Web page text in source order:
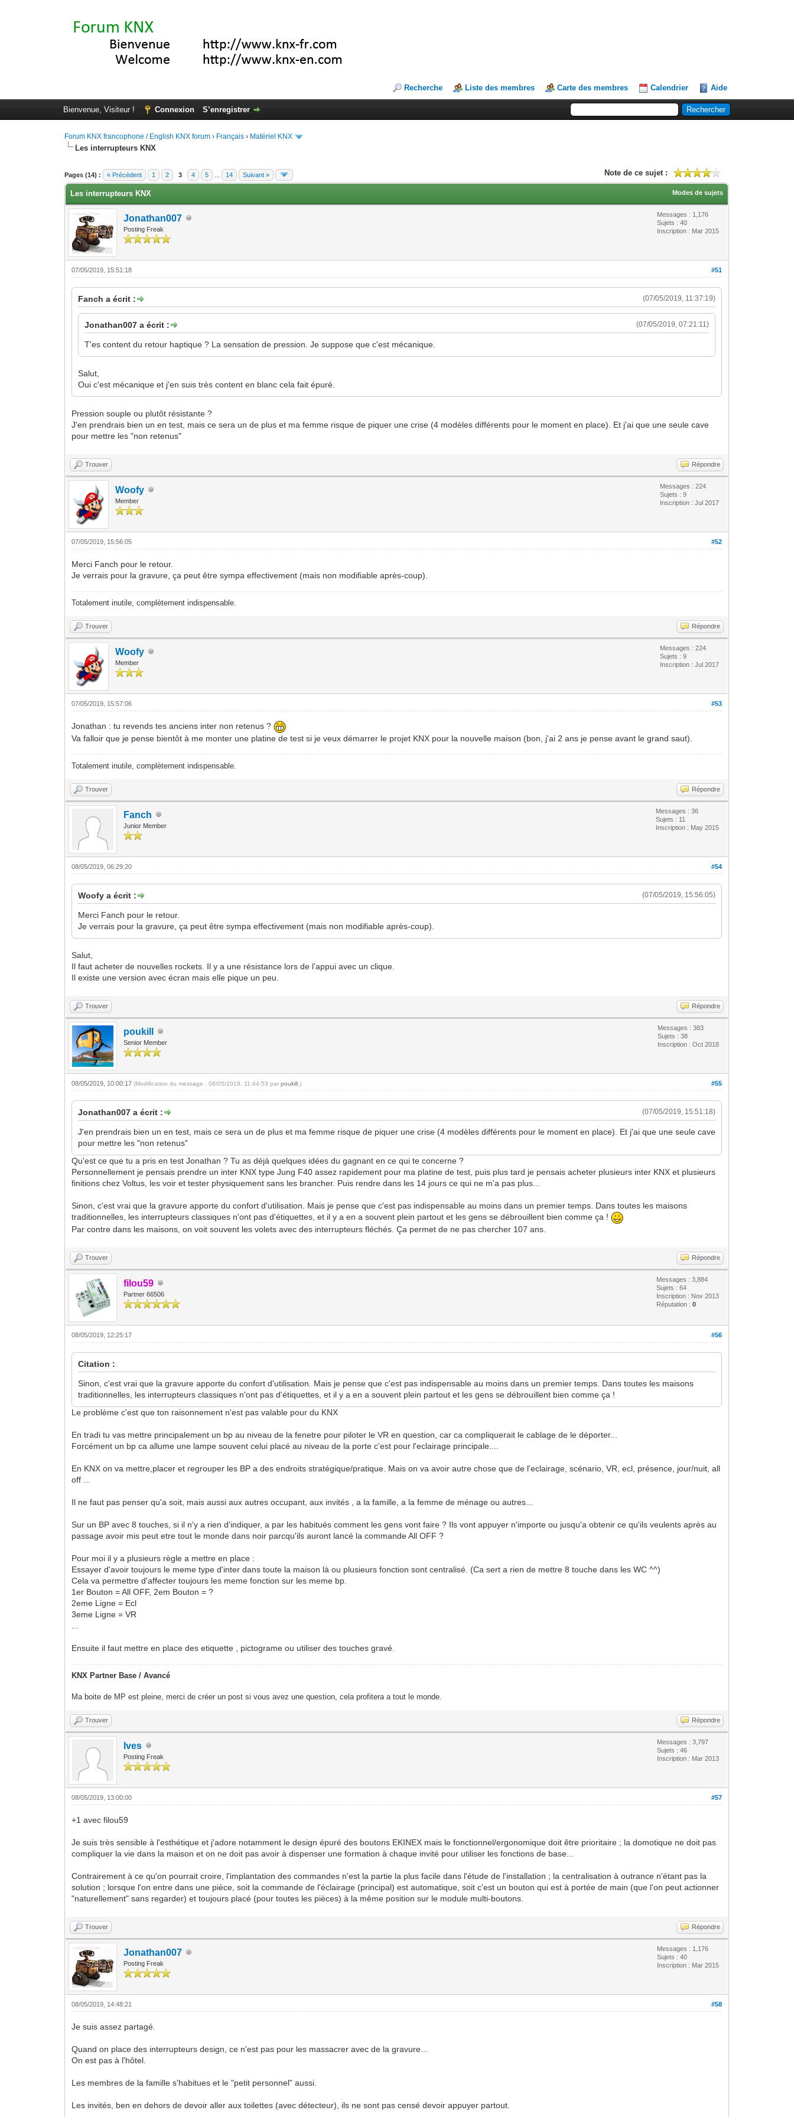
Recherche Liste des membres Carte des membres Calendrier Aide
Bienvenue, Visiteur ! Connexion S’enregistrer
Forum KNX francophone / English KNX forum › Français › Matériel KNX
Les interrupteurs KNX
Pages (14) : « Précédent 1 2 3 4 5 14 Suivant » Note de ce sujet :
Moyenne : 4.2 (5 vote(s))
1
2
3
4
5
Modes de sujets
Les interrupteurs KNX
Jonathan007
Posting Freak
Messages : 1,176
Sujets : 40
Inscription : Mar 2015
#51
07/05/2019, 15:51:18
(07/05/2019, 11:37:19)
Fanch a écrit :
(07/05/2019, 07:21:11)
Jonathan007 a écrit :
T'es content du retour haptique ? La sensation de pression. Je suppose que c'est mécanique.
Salut,
Oui c'est mécanique et j'en suis très content en blanc cela fait épuré.
Pression souple ou plutôt résistante ?
J'en prendrais bien un en test, mais ce sera un de plus et ma femme risque de piquer une crise (4 modèles différents pour le moment en place). Et j'ai que une seule cave
pour mettre les "non retenus"
Trouver Répondre
Woofy
Member
Messages : 224
Sujets : 9
Inscription : Jul 2017
#52
07/05/2019, 15:56:05
Merci Fanch pour le retour.
Je verrais pour la gravure, ça peut être sympa effectivement (mais non modifiable après-coup).
Totalement inutile, complètement indispensable.
Trouver Répondre
Woofy
Member
Messages : 224
Sujets : 9
Inscription : Jul 2017
#53
07/05/2019, 15:57:06
Jonathan : tu revends tes anciens inter non retenus ?
Va falloir que je pense bientôt à me monter une platine de test si je veux démarrer le projet KNX pour la nouvelle maison (bon, j'ai 2 ans je pense avant le grand saut).
Totalement inutile, complètement indispensable.
Trouver Répondre
Fanch
Junior Member
Messages : 36
Sujets : 11
Inscription : May 2015
#54
08/05/2019, 06:29:20
(07/05/2019, 15:56:05)
Woofy a écrit :
Merci Fanch pour le retour.
Je verrais pour la gravure, ça peut être sympa effectivement (mais non modifiable après-coup).
Salut,
Il faut acheter de nouvelles rockets. Il y a une résistance lors de l’appui avec un clique.
Il existe une version avec écran mais elle pique un peu.
Trouver Répondre
poukill
Senior Member
Messages : 383
Sujets : 38
Inscription : Oct 2018
#55
08/05/2019, 10:00:17(Modification du message : 08/05/2019, 11:44:53 parpoukill .)
(07/05/2019, 15:51:18)
Jonathan007 a écrit :
J'en prendrais bien un en test, mais ce sera un de plus et ma femme risque de piquer une crise (4 modèles différents pour le moment en place). Et j'ai que une seule cave
pour mettre les "non retenus"
Qu'est ce que tu a pris en test Jonathan ? Tu as déjà quelques idées du gagnant en ce qui te concerne ?
Personnellement je pensais prendre un inter KNX type Jung F40 assez rapidement pour ma platine de test, puis plus tard je pensais acheter plusieurs inter KNX et plusieurs
finitions chez Voltus, les voir et tester physiquement sans les brancher. Puis rendre dans les 14 jours ce qui ne m'a pas plus...
Sinon, c'est vrai que la gravure apporte du confort d'utilisation. Mais je pense que c'est pas indispensable au moins dans un premier temps. Dans toutes les maisons
traditionnelles, les interrupteurs classiques n'ont pas d'étiquettes, et il y a en a souvent plein partout et les gens se débrouillent bien comme ça !
Par contre dans les maisons, on voit souvent les volets avec des interrupteurs fléchés. Ça permet de ne pas chercher 107 ans.
Trouver Répondre
filou59
Partner 66506
Messages : 3,884
Sujets : 64
Inscription : Nov 2013
Réputation :0
#56
08/05/2019, 12:25:17
Citation :
Sinon, c'est vrai que la gravure apporte du confort d'utilisation. Mais je pense que c'est pas indispensable au moins dans un premier temps. Dans toutes les maisons
traditionnelles, les interrupteurs classiques n'ont pas d'étiquettes, et il y a en a souvent plein partout et les gens se débrouillent bien comme ça !
Le problème c'est que ton raisonnement n'est pas valable pour du KNX
En tradi tu vas mettre principalement un bp au niveau de la fenetre pour piloter le VR en question, car ca compliquerait le cablage de le déporter...
Forcément un bp ca allume une lampe souvent celui placé au niveau de la porte c'est pour l'eclairage principale....
En KNX on va mettre,placer et regrouper les BP a des endroits stratégique/pratique. Mais on va avoir autre chose que de l'eclairage, scénario, VR, ecl, présence, jour/nuit, all
off ...
Il ne faut pas penser qu'a soit, mais aussi aux autres occupant, aux invités , a la famille, a la femme de ménage ou autres...
Sur un BP avec 8 touches, si il n'y a rien d'indiquer, a par les habitués comment les gens vont faire ? Ils vont appuyer n'importe ou jusqu'a obtenir ce qu'ils veulents après au
passage avoir mis peut etre tout le monde dans noir parcqu'ils auront lancé la commande All OFF ?
Pour moi il y a plusieurs règle a mettre en place :
Essayer d'avoir toujours le meme type d'inter dans toute la maison là ou plusieurs fonction sont centralisé. (Ca sert a rien de mettre 8 touche dans les WC ^^)
Cela va permettre d'affecter toujours les meme fonction sur les meme bp.
1er Bouton = All OFF, 2em Bouton = ?
2eme Ligne = Ecl
3eme Ligne = VR
Ensuite il faut mettre en place des etiquette , pictograme ou utiliser des touches gravé.
KNX Partner Base / Avancé
Ma boite de MP est pleine, merci de créer un post si vous avez une question, cela profitera a tout le monde.
Trouver Répondre
Ives
Posting Freak
Messages : 3,797
Sujets : 46
Inscription : Mar 2013
#57
08/05/2019, 13:00:00
+1 avec filou59
Je suis très sensible à l'esthétique et j'adore notamment le design épuré des boutons EKINEX mais le fonctionnel/ergonomique doit être prioritaire ; la domotique ne doit pas
compliquer la vie dans la maison et on ne doit pas avoir à dispenser une formation à chaque invité pour utiliser les fonctions de base...
Contrairement à ce qu'on pourrait croire, l'implantation des commandes n'est la partie la plus facile dans l'étude de l'installation ; la centralisation à outrance n'étant pas la
solution ; lorsque l'on entre dans une pièce, soit la commande de l'éclairage (principal) est automatique, soit c'est un bouton qui est à portée de main (que l'on peut actionner
"naturellement" sans regarder) et toujours placé (pour toutes les pièces) à la même position sur le module multi-boutons.
Trouver Répondre
Jonathan007
Posting Freak
Messages : 1,176
Sujets : 40
Inscription : Mar 2015
#58
08/05/2019, 14:48:21
Je suis assez partagé.
Quand on place des interrupteurs design, ce n'est pas pour les massacrer avec de la gravure...
On est pas à l'hôtel.
Les membres de la famille s'habitues et le "petit personnel" aussi.
Les invités, ben en dehors de devoir aller aux toilettes (avec détecteur), ils ne sont pas censé devoir appuyer partout.